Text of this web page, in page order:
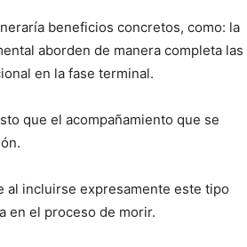
beneficios concretos, como: la
aborden de manera completa las
en la fase terminal.
que el acompañamiento que se
al incluirse expresamente este tipo
en el proceso de morir.